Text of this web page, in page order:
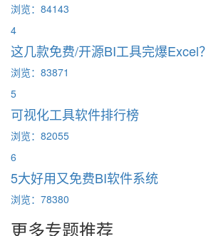
浏览：84143
4
这几款免费/开源BI工具完爆Excel？
浏览：83871
5
可视化工具软件排行榜
浏览：82055
6
5大好用又免费BI软件系统
浏览：78380
更多专题推荐